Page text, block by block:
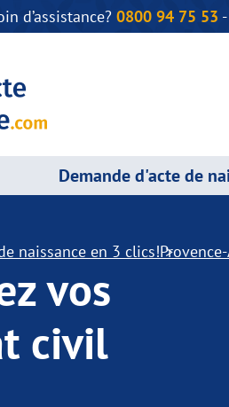
d’assistance? 0800 94 75 53
Demande d'acte de
naissance en 3 clics!
vos
civil